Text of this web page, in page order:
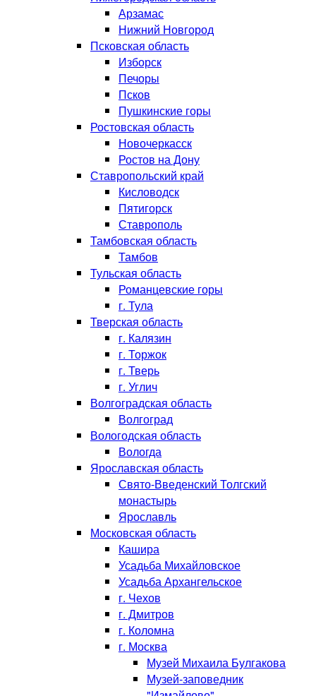
Арзамас
Нижний Новгород
Псковская область
Изборск
Печоры
Псков
Пушкинские горы
Ростовская область
Новочеркасск
Ростов на Дону
Ставропольский край
Кисловодск
Пятигорск
Ставрополь
Тамбовская область
Тамбов
Тульская область
Романцевские горы
г. Тула
Тверская область
г. Калязин
г. Торжок
г. Тверь
г. Углич
Волгоградская область
Волгоград
Вологодская область
Вологда
Ярославская область
Свято-Введенский Толгский
монастырь
Ярославль
Московская область
Кашира
Усадьба Михайловское
Усадьба Архангельское
г. Чехов
г. Дмитров
г. Коломна
г. Москва
Музей Михаила Булгакова
Музей-заповедник